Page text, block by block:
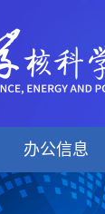
办公信息